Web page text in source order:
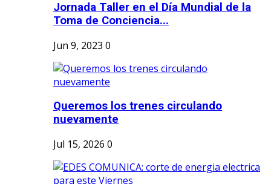
Jornada Taller en el Día Mundial de la
Toma de Conciencia...
Jun 9, 2023 0
Queremos los trenes circulando
nuevamente
Jul 15, 2026 0